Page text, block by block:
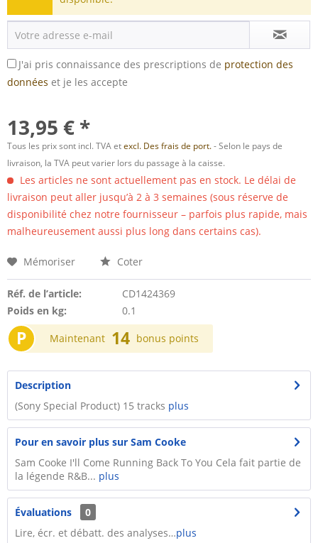
J'ai pris connaissance des prescriptions de protection des
données et je les accepte
13,95 € *
Tous les prix sont incl. TVA etexcl. Des frais de port.- Selon le pays de
livraison, la TVA peut varier lors du passage à la caisse.
Les articles ne sont actuellement pas en stock. Le délai de
livraison peut aller jusqu’à 2 à 3 semaines (sous réserve de
disponibilité chez notre fournisseur – parfois plus rapide, mais
malheureusement aussi plus long dans certains cas).
Mémoriser Coter
Réf. de l’article:
CD1424369
Poids en kg:
0.1
P Maintenant 14 bonus points
Description
(Sony Special Product) 15 tracks plus
Pour en savoir plus sur Sam Cooke
Sam Cooke I'll Come Running Back To You Cela fait partie de
la légende R&B... plus
Évaluations
0
Lire, écr. et débatt. des analyses…plus